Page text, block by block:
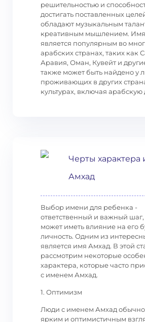
решительностью и
достигать поставленных
обладают музыкальным
креативным мышлением.
является популярным во
арабских странах, таких как
Аравия, Оман, Кувейт и
также может быть найдено у
проживающих в других
культурах, включая арабскую
Черты характера
Амхад
Выбор имени для ребенка -
ответственный и важный
может иметь влияние на его
личность. Одним из
является имя Амхад. В этой
рассмотрим некоторые
характера, которые часто
с именем Амхад.
1. Оптимизм
Люди с именем Амхад
ярким и оптимистичным